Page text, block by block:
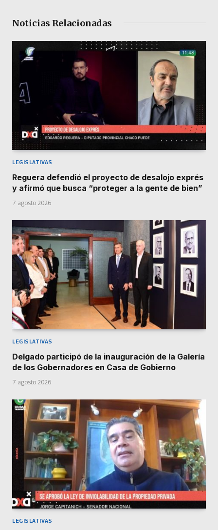
Noticias Relacionadas
LEGISLATIVAS
Reguera defendió el proyecto de desalojo exprés
y afirmó que busca “proteger a la gente de bien”
7 agosto 2026
LEGISLATIVAS
Delgado participó de la inauguración de la Galería
de los Gobernadores en Casa de Gobierno
7 agosto 2026
LEGISLATIVAS